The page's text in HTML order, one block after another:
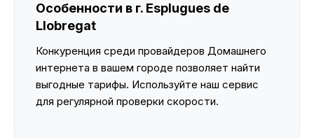
Особенности в г. Esplugues de
Llobregat
Конкуренция среди провайдеров Домашнего
интернета в вашем городе позволяет найти
выгодные тарифы. Используйте наш сервис
для регулярной проверки скорости.